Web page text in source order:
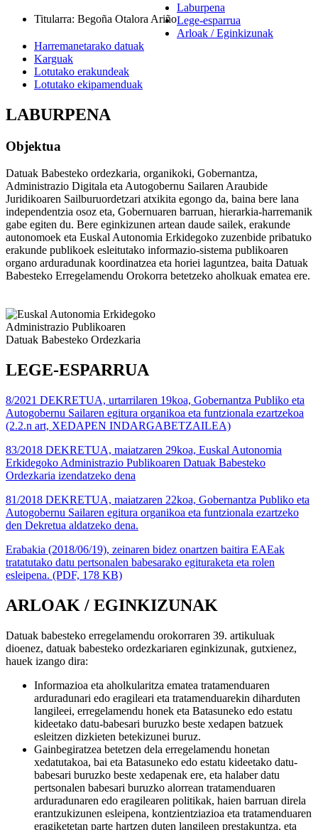
Titularra: Begoña Otalora Ariño
Laburpena
Lege-esparrua
Arloak / Eginkizunak
Harremanetarako datuak
Karguak
Lotutako erakundeak
Lotutako ekipamenduak
LABURPENA
Objektua
Datuak Babesteko ordezkaria, organikoki, Gobernantza,
Administrazio Digitala eta Autogobernu Sailaren Araubide
Juridikoaren Sailburuordetzari atxikita egongo da, baina bere lana
independentzia osoz eta, Gobernuaren barruan, hierarkia-harremanik
gabe egiten du. Bere eginkizunen artean daude sailek, erakunde
autonomoek eta Euskal Autonomia Erkidegoko zuzenbide pribatuko
erakunde publikoek esleitutako informazio-sistema publikoaren
organo arduradunak koordinatzea eta horiei laguntzea, baita Datuak
Babesteko Erregelamendu Orokorra betetzeko aholkuak ematea ere.
LEGE-ESPARRUA
8/2021 DEKRETUA, urtarrilaren 19koa, Gobernantza Publiko eta
Autogobernu Sailaren egitura organikoa eta funtzionala ezartzekoa
(2.2.n art, XEDAPEN INDARGABETZAILEA)
83/2018 DEKRETUA, maiatzaren 29koa, Euskal Autonomia
Erkidegoko Administrazio Publikoaren Datuak Babesteko
Ordezkaria izendatzeko dena
81/2018 DEKRETUA, maiatzaren 22koa, Gobernantza Publiko eta
Autogobernu Sailaren egitura organikoa eta funtzionala ezartzeko
den Dekretua aldatzeko dena.
Erabakia (2018/06/19), zeinaren bidez onartzen baitira EAEak
tratatutako datu pertsonalen babesarako egituraketa eta rolen
esleipena. (PDF, 178 KB)
ARLOAK / EGINKIZUNAK
Datuak babesteko erregelamendu orokorraren 39. artikuluak
dioenez, datuak babesteko ordezkariaren eginkizunak, gutxienez,
hauek izango dira:
Informazioa eta aholkularitza ematea tratamenduaren
arduradunari edo eragileari eta tratamenduarekin diharduten
langileei, erregelamendu honek eta Batasuneko edo estatu
kideetako datu-babesari buruzko beste xedapen batzuek
esleitzen dizkieten betekizunei buruz.
Gainbegiratzea betetzen dela erregelamendu honetan
xedatutakoa, bai eta Batasuneko edo estatu kideetako datu-
babesari buruzko beste xedapenak ere, eta halaber datu
pertsonalen babesari buruzko alorrean tratamenduaren
arduradunaren edo eragilearen politikak, haien barruan direla
erantzukizunen esleipena, kontzientziazioa eta tratamenduaren
eragiketetan parte hartzen duten langileen prestakuntza, eta